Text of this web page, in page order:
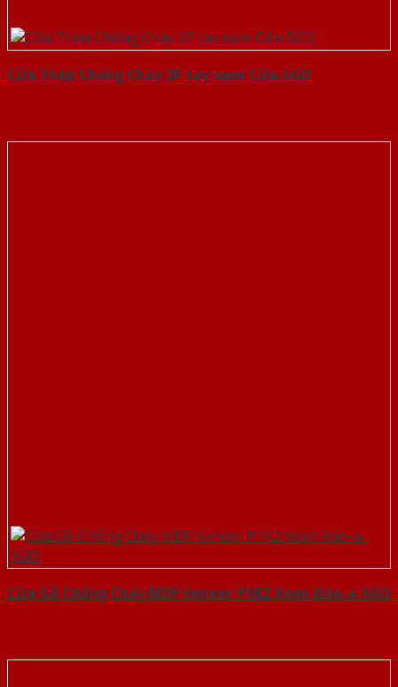
Cửa Thép Chống Cháy 2P tay nam Cửa-SGD
Cửa Gỗ Chống Cháy MDF Veneer P1R2 Xoan Đào-a-SGD